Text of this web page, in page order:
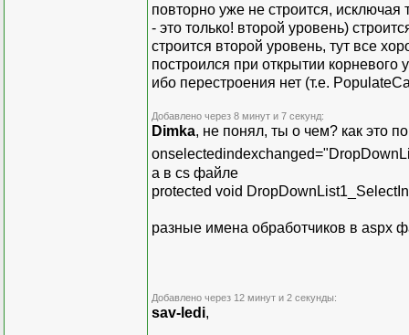
повторно уже не строится, исключая
- это только! второй уровень)
строится второй уровень, тут все
построился при открытии корневого
ибо перестроения нет (т.е.
Добавлено через 8 минут и 7 секунд:
Dimka, не понял, ты о чем? как это
а в cs файле
protected void
разные имена обработчиков в aspx
Добавлено через 12 минут и 2 секунды:
sav-ledi,